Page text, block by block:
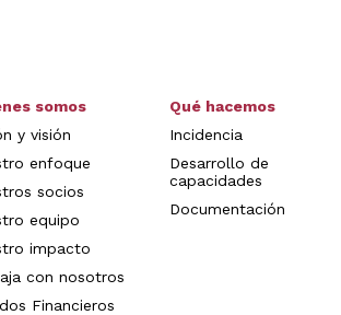
somos
y visión
enfoque
socios
equipo
impacto
con nosotros
Financieros
Qué hacemos
Incidencia
Desarrollo de
capacidades
Documentación